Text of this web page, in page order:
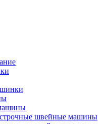
швейные машины